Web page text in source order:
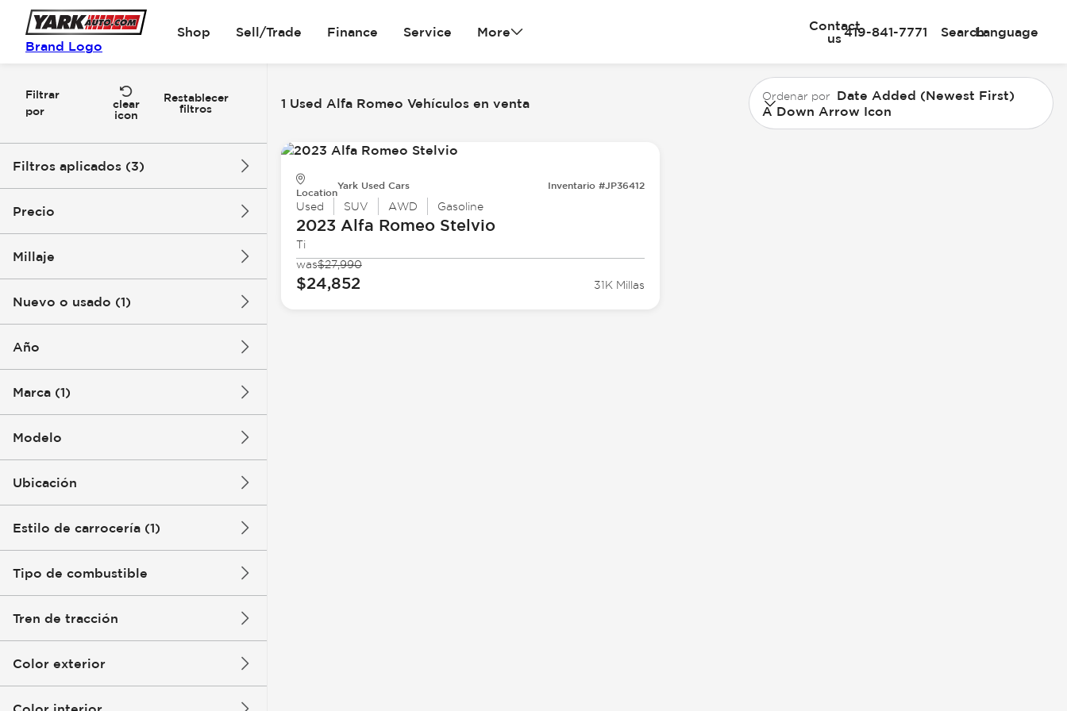
Brand Logo
Shop Sell/Trade Finance Service More
Contact
us419-841-7771 SearchLanguage
Filtrar
por
clear
icon
Restablecer
filtros
Filtros aplicados (3)
Used
Precio
Millaje
Nuevo o usado (1)
Año
Marca (1)
Modelo
Ubicación
Estilo de carrocería (1)
Tipo de combustible
Tren de tracción
Color exterior
1 Used Alfa Romeo Vehículos en venta Ordenar por Date Added (Newest First)
A Down Arrow Icon
Location
Yark Used Cars Inventario #JP36412
Used SUV AWD Gasoline
2023 Alfa RomeoStelvio
Ti
was$27,990
$24,852 31K Millas